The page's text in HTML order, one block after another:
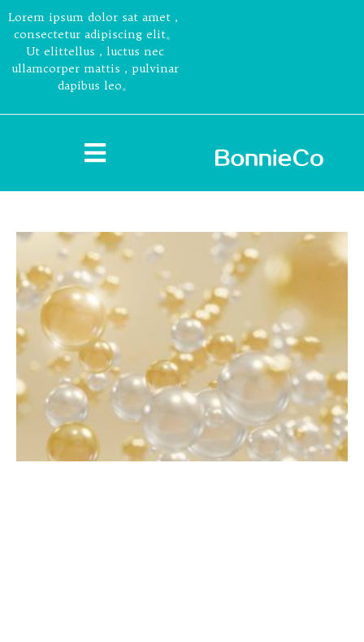
Lorem ipsum dolor sat amet，
consectetur adipiscing elit。
Ut elittellus，luctus nec
ullamcorper mattis，pulvinar
dapibus leo。